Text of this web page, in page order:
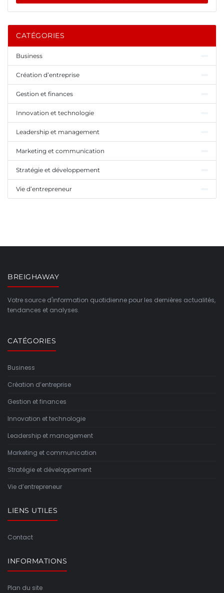
CATÉGORIES
Business
Création d’entreprise
Gestion et finances
Innovation et technologie
Leadership et management
Marketing et communication
Stratégie et développement
Vie d’entrepreneur
BREIGHAWAY
Votre source d'information quotidienne pour les dernières actualités,
tendances et analyses.
CATÉGORIES
Business
Création d’entreprise
Gestion et finances
Innovation et technologie
Leadership et management
Marketing et communication
Stratégie et développement
Vie d’entrepreneur
LIENS UTILES
Contact
INFORMATIONS
Plan du site